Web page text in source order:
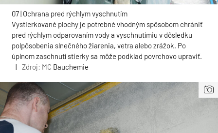
07 | Ochrana pred rýchlym vyschnutím
Vystierkované plochy je potrebné vhodným spôsobom chrániť
pred rýchlym odparovaním vody a vyschnutímiu v dôsledku
polpôsobenia slnečného žiarenia, vetra alebo zrážok. Po
úplnom zaschnutí stierky sa môže podklad povrchovo upraviť.
|
Zdroj: MC Bauchemie